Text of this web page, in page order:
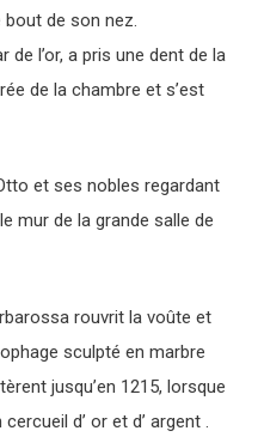
de son nez.
de l’or, a pris une dent de la
de la chambre et s’est
et ses nobles regardant
mur de la grande salle de
rouvrit la voûte et
sculpté en marbre
jusqu’en 1215, lorsque
d’ or et d’ argent .